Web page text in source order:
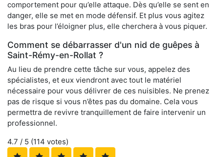
comportement pour qu’elle attaque. Dès qu’elle se sent en
danger, elle se met en mode défensif. Et plus vous agitez
les bras pour l’éloigner plus, elle cherchera à vous piquer.
Comment se débarrasser d'un nid de guêpes à
Saint-Rémy-en-Rollat ?
Au lieu de prendre cette tâche sur vous, appelez des
spécialistes, et eux viendront avec tout le matériel
nécessaire pour vous délivrer de ces nuisibles. Ne prenez
pas de risque si vous n’êtes pas du domaine. Cela vous
permettra de revivre tranquillement de faire intervenir un
professionnel.
4.7 / 5 (114 votes)